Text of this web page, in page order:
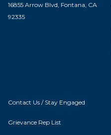
16855 Arrow Blvd, Fontana, CA
92335
Contact Us / Stay Engaged
Grievance Rep List